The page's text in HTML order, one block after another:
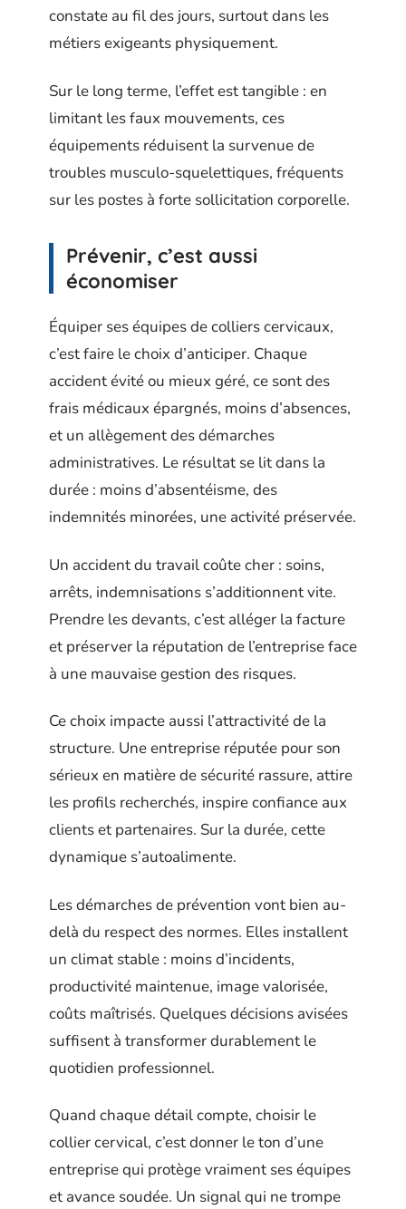
constate au fil des jours, surtout dans les
métiers exigeants physiquement.
Sur le long terme, l’effet est tangible : en
limitant les faux mouvements, ces
équipements réduisent la survenue de
troubles musculo-squelettiques, fréquents
sur les postes à forte sollicitation corporelle.
Prévenir, c’est aussi
économiser
Équiper ses équipes de colliers cervicaux,
c’est faire le choix d’anticiper. Chaque
accident évité ou mieux géré, ce sont des
frais médicaux épargnés, moins d’absences,
et un allègement des démarches
administratives. Le résultat se lit dans la
durée : moins d’absentéisme, des
indemnités minorées, une activité préservée.
Un accident du travail coûte cher : soins,
arrêts, indemnisations s’additionnent vite.
Prendre les devants, c’est alléger la facture
et préserver la réputation de l’entreprise face
à une mauvaise gestion des risques.
Ce choix impacte aussi l’attractivité de la
structure. Une entreprise réputée pour son
sérieux en matière de sécurité rassure, attire
les profils recherchés, inspire confiance aux
clients et partenaires. Sur la durée, cette
dynamique s’autoalimente.
Les démarches de prévention vont bien au-
delà du respect des normes. Elles installent
un climat stable : moins d’incidents,
productivité maintenue, image valorisée,
coûts maîtrisés. Quelques décisions avisées
suffisent à transformer durablement le
quotidien professionnel.
Quand chaque détail compte, choisir le
collier cervical, c’est donner le ton d’une
entreprise qui protège vraiment ses équipes
et avance soudée. Un signal qui ne trompe